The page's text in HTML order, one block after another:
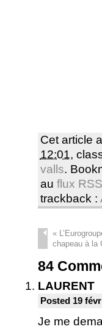
Cet article
12:01,
valls.
au flux
trackback :
«
chapeau à la
84
LAURENT
Posted 19
Je me